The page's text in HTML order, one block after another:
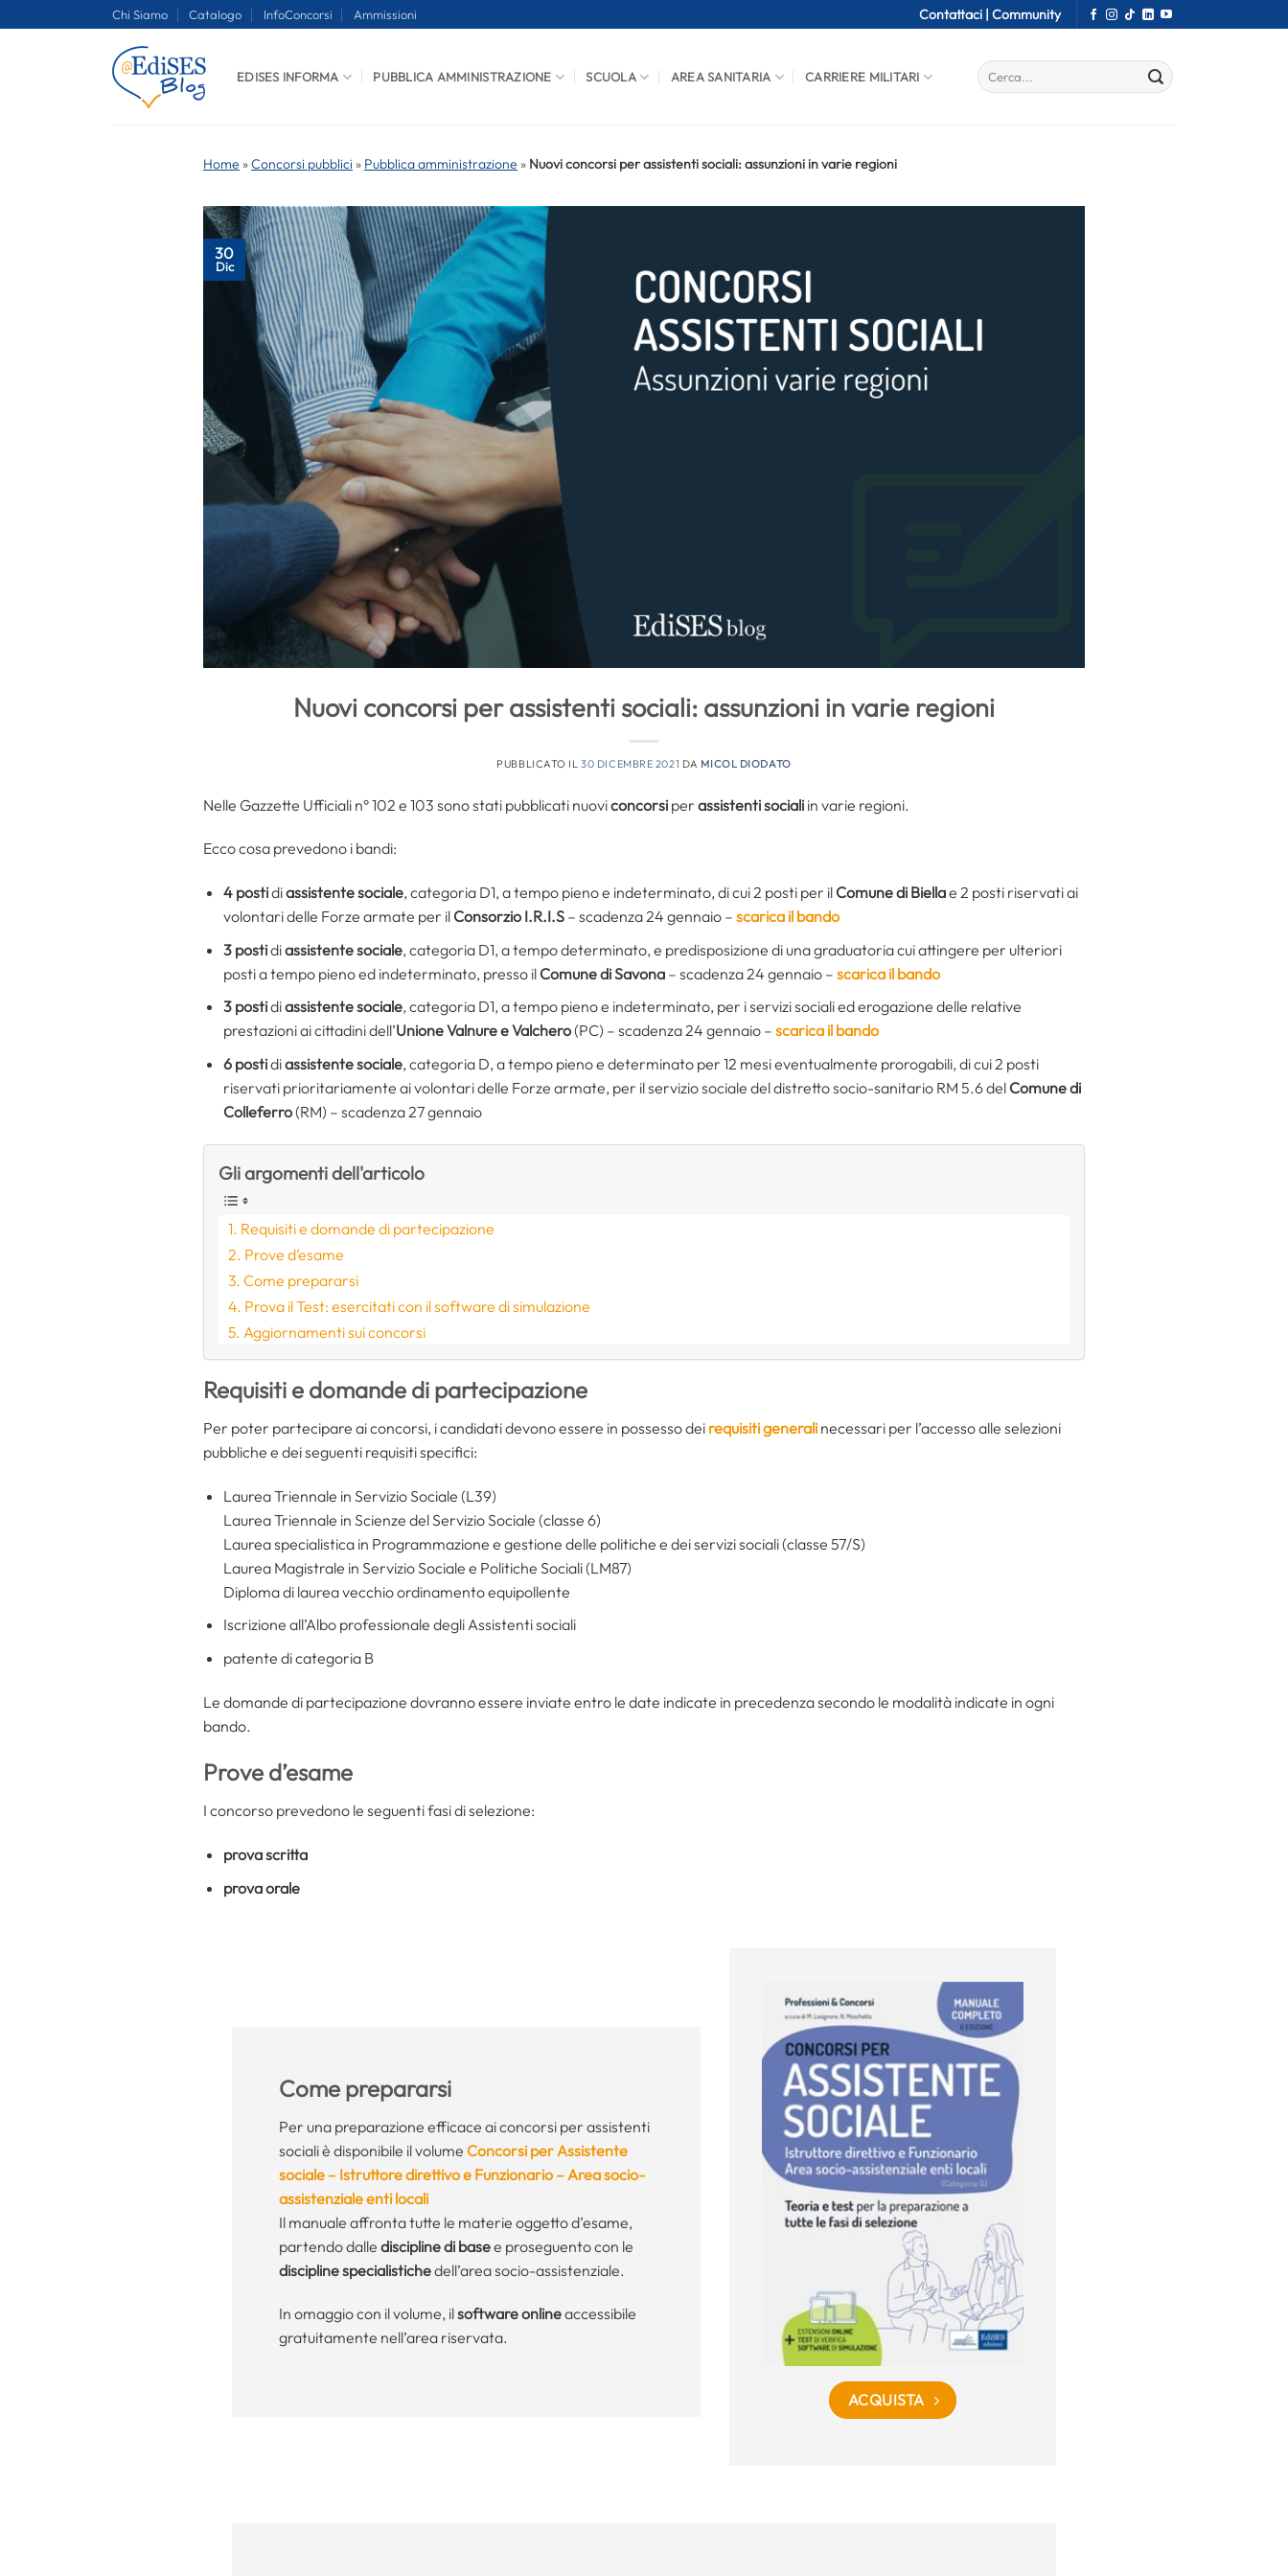
Chi Siamo Catalogo InfoConcorsi Ammissioni Contattaci | Community
EDISES INFORMA PUBBLICA AMMINISTRAZIONE SCUOLA AREA SANITARIA CARRIERE MILITARI
Home »Concorsi pubblici » Pubblica amministrazione » Nuovi concorsi per assistenti sociali: assunzioni in varie regioni
30
Dic
Nuovi concorsi per assistenti sociali: assunzioni in varie regioni
PUBBLICATO IL30 DICEMBRE 2021 DA MICOL DIODATO
Nelle Gazzette Ufficiali n° 102 e 103 sono stati pubblicati nuoviconcorsi per assistenti sociali in varie regioni.
Ecco cosa prevedono i bandi:
4 postidiassistente sociale, categoria D1, a tempo pieno e indeterminato, di cui 2 posti per il Comune di Biellae 2 posti riservati ai
volontari delle Forze armate per il Consorzio I.R.I.S– scadenza 24 gennaio – scarica il bando
3 postidiassistente sociale, categoria D1, a tempo determinato, e predisposizione di una graduatoria cui attingere per ulteriori
posti a tempo pieno ed indeterminato, presso il Comune di Savona– scadenza 24 gennaio – scarica il bando
3 postidiassistente sociale, categoria D1, a tempo pieno e indeterminato, per i servizi sociali ed erogazione delle relative
prestazioni ai cittadini dell’Unione Valnure e Valchero(PC) – scadenza 24 gennaio – scarica il bando
6 postidiassistente sociale, categoria D, a tempo pieno e determinato per 12 mesi eventualmente prorogabili, di cui 2 posti
riservati prioritariamente ai volontari delle Forze armate, per il servizio sociale del distretto socio-sanitario RM 5.6 del Comune di
Colleferro(RM) – scadenza 27 gennaio
Gli argomenti dell'articolo
Requisiti e domande di partecipazione
Prove d’esame
Come prepararsi
Prova il Test: esercitati con il software di simulazione
Aggiornamenti sui concorsi
Requisiti e domande di partecipazione
Per poter partecipare ai concorsi, i candidati devono essere in possesso dei requisiti generali necessari per l’accesso alle selezioni
pubbliche e dei seguenti requisiti specifici:
Laurea Triennale in Servizio Sociale (L39)
Laurea Triennale in Scienze del Servizio Sociale (classe 6)
Laurea specialistica in Programmazione e gestione delle politiche e dei servizi sociali (classe 57/S)
Laurea Magistrale in Servizio Sociale e Politiche Sociali (LM87)
Diploma di laurea vecchio ordinamento equipollente
Iscrizione all’Albo professionale degli Assistenti sociali
patente di categoria B
Le domande di partecipazione dovranno essere inviate entro le date indicate in precedenza secondo le modalità indicate in ogni
bando.
Prove d’esame
I concorso prevedono le seguenti fasi di selezione:
prova scritta
prova orale
Come prepararsi
Per una preparazione efficace ai concorsi per assistenti
sociali è disponibile il volume Concorsi per Assistente
sociale – Istruttore direttivo e Funzionario – Area socio-
assistenziale enti locali
Il manuale affronta tutte le materie oggetto d’esame,
partendo dalle discipline di basee proseguento con le
discipline specialistichedell’area socio-assistenziale.
In omaggio con il volume, ilsoftware onlineaccessibile
gratuitamente nell’area riservata.
ACQUISTA